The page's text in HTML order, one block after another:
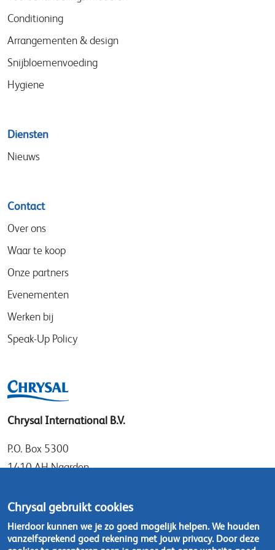
Conditioning
Arrangementen & design
Snijbloemenvoeding
Hygiene
Diensten
Nieuws
Contact
Over ons
Waar te koop
Onze partners
Evenementen
Werken bij
Speak-Up Policy
Chrysal International B.V.
P.O. Box 5300
1410 AH Naarden
1411 DD Naarden
Nederland
Chrysal gebruikt cookies
Hierdoor kunnen we je zo goed mogelijk helpen. We houden
vanzelfsprekend goed rekening met jouw privacy. Door deze